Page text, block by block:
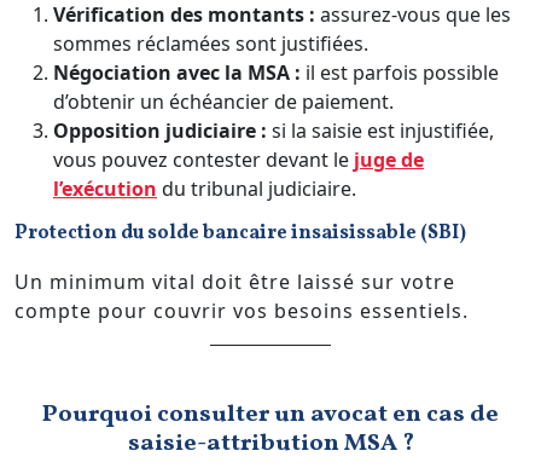
Vérification des montants : assurez-vous que les
sommes réclamées sont justifiées.
Négociation avec la MSA : il est parfois possible
d’obtenir un échéancier de paiement.
Opposition judiciaire : si la saisie est injustifiée,
vous pouvez contester devant le juge de
l’exécution du tribunal judiciaire.
Protection du solde bancaire insaisissable (SBI)
Un minimum vital doit être laissé sur votre
compte pour couvrir vos besoins essentiels.
Pourquoi consulter un avocat en cas de
saisie-attribution MSA ?